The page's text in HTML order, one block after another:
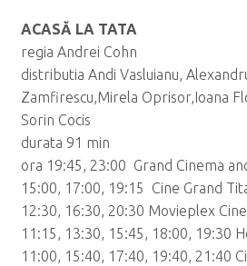
ACASĂ LA TATA
regia Andrei Cohn
distributia Andi Vasluianu,
Zamfirescu,Mirela Oprisor,Ioana
Sorin Cocis
durata 91 min
ora 19:45, 23:00 Grand Cinema
15:00, 17:00, 19:15 Cine Grand
12:30, 16:30, 20:30 Movieplex
11:15, 13:30, 15:45, 18:00, 19:30
11:00, 15:40, 17:40, 19:40, 21:40